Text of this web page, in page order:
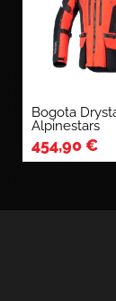
Bogota
Alpinestars
454,90€